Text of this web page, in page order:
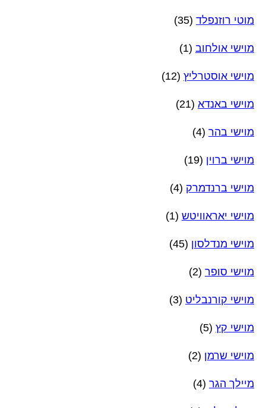
מוטי רוזנפלד (35)
מוישי אולחוב (1)
מוישי אוסטרליץ (12)
מוישי באנדא (21)
מוישי בהר (4)
מוישי ברוין (19)
מוישי ברנדמרק (4)
מוישי יאראוויטש (1)
מוישי מנדלסון (45)
מוישי סופר (2)
מוישי קורנבליט (3)
מוישי קץ (5)
מוישי שרמן (2)
מיילך הגר (4)